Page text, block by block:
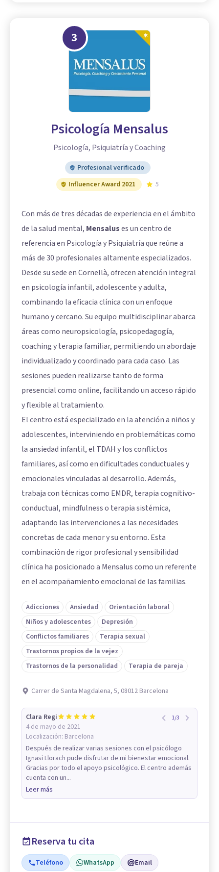
3
Psicología Mensalus
Psicología, Psiquiatría y Coaching
Profesional verificado
Influencer Award 2021
5
Con más de tres décadas de experiencia en el ámbito
de la salud mental, Mensaluses un centro de
referencia en Psicología y Psiquiatría que reúne a
más de 30 profesionales altamente especializados.
Desde su sede en Cornellà, ofrecen atención integral
en psicología infantil, adolescente y adulta,
combinando la eficacia clínica con un enfoque
humano y cercano. Su equipo multidisciplinar abarca
áreas como neuropsicología, psicopedagogía,
coaching y terapia familiar, permitiendo un abordaje
individualizado y coordinado para cada caso. Las
sesiones pueden realizarse tanto de forma
presencial como online, facilitando un acceso rápido
y flexible al tratamiento.
El centro está especializado en la atención a niños y
adolescentes, interviniendo en problemáticas como
la ansiedad infantil, el TDAH y los conflictos
familiares, así como en dificultades conductuales y
emocionales vinculadas al desarrollo. Además,
trabaja con técnicas como EMDR, terapia cognitivo-
conductual, mindfulness o terapia sistémica,
adaptando las intervenciones a las necesidades
concretas de cada menor y su entorno. Esta
combinación de rigor profesional y sensibilidad
clínica ha posicionado a Mensalus como un referente
en el acompañamiento emocional de las familias.
Adicciones Ansiedad
Orientación laboral
Niños y adolescentes
Depresión
Conflictos familiares
Terapia sexual
Trastornos propios de la vejez
Trastornos de la personalidad
Terapia de pareja
Carrer de Santa Magdalena, 5, 08012 Barcelona
Clara Regi
4 de mayo de 2021
Localización: Barcelona
1/3
Después de realizar varias sesiones con el psicólogo
Ignasi Llorach pude disfrutar de mi bienestar emocional.
Gracias por todo el apoyo psicológico. El centro además
cuenta con un...
Leer más
Reserva tu cita
Teléfono WhatsApp Email